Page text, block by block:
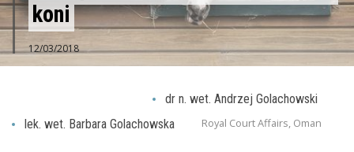
koni
12/03/2018
dr n. wet. Andrzej Golachowski
lek. wet. Barbara Golachowska
Royal Court Affairs, Oman